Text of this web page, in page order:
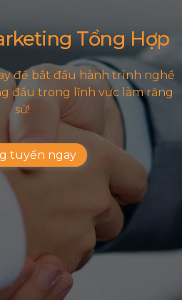
Tổng Hợp
để bắt đầu hành trình nghề
đầu trong lĩnh vực làm răng
sứ!
tuyển ngay